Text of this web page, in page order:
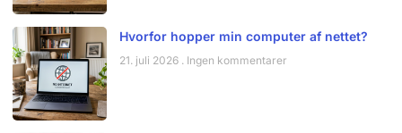
Hvorfor hopper min computer af nettet?
21. juli 2026 Ingen kommentarer